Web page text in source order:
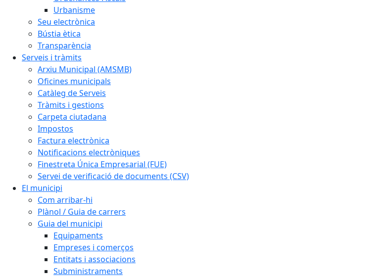
Urbanisme
Seu electrònica
Bústia ètica
Transparència
Serveis i tràmits
Arxiu Municipal (AMSMB)
Oficines municipals
Catàleg de Serveis
Tràmits i gestions
Carpeta ciutadana
Impostos
Factura electrònica
Notificacions electròniques
Finestreta Única Empresarial (FUE)
Servei de verificació de documents (CSV)
El municipi
Com arribar-hi
Plànol / Guia de carrers
Guia del municipi
Equipaments
Empreses i comerços
Entitats i associacions
Subministraments